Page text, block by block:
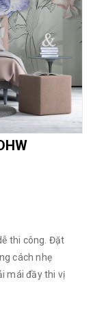
thi công. Đặt
cách nhẹ
mái đầy thi vị